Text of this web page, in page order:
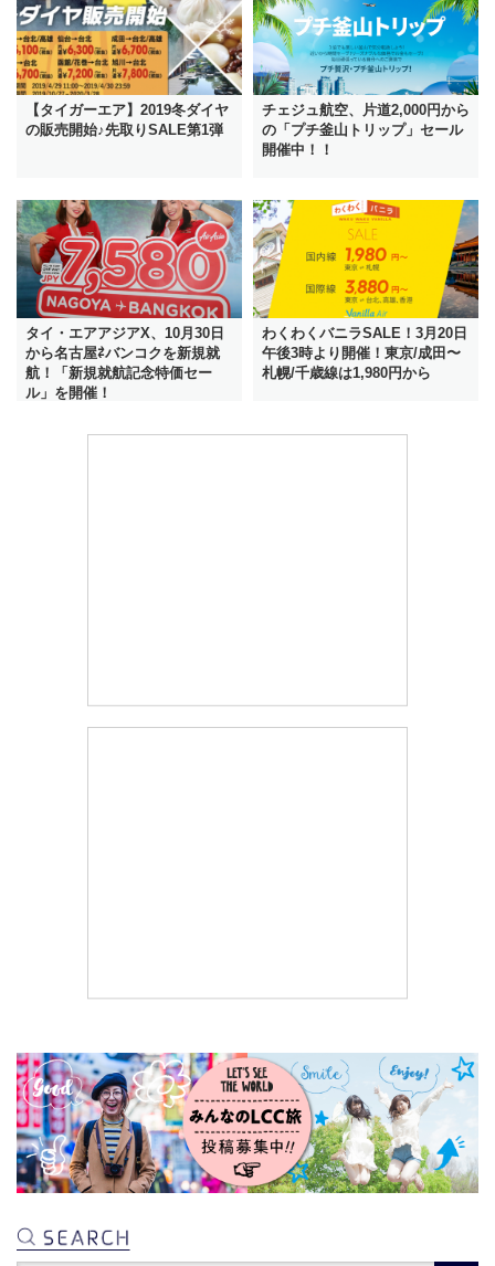
【タイガーエア】2019冬ダイヤ
の販売開始♪先取りSALE第1弾
チェジュ航空、片道2,000円から
の「プチ釜山トリップ」セール
開催中！！
タイ・エアアジアX、10月30日
から名古屋⇄バンコクを新規就
航！「新規就航記念特価セー
ル」を開催！
わくわくバニラSALE！3月20日
午後3時より開催！東京/成田〜
札幌/千歳線は1,980円から